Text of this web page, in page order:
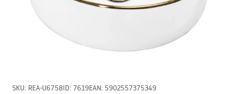
SKU: REA-U6758ID: 7619EAN: 5902557375349